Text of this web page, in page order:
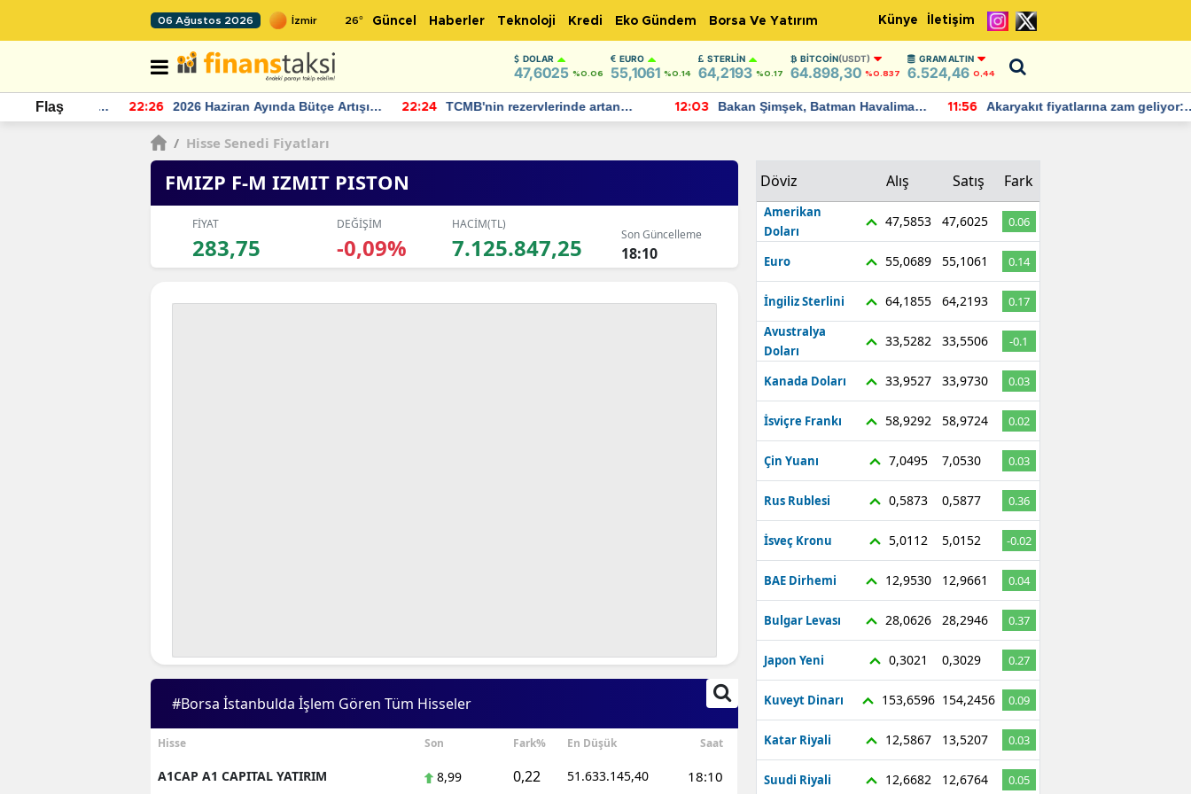
06 Ağustos 2026 26° Güncel Haberler Teknoloji Kredi Eko Gündem Borsa Ve Yatırım Künye İletişim
DOLAR
47,6025 %0.06
EURO
55,1061 %0.14
STERLIN
64,2193 %0.17
BITCOIN(USDT)
64.898,30 %0.837
GRAM ALTIN
6.524,46 0,44
Flaş 22:26
2026 Haziran Ayında Bütçe Artışı
Yaşandı
22:24
TCMB'nin rezervlerinde artan
momentum devam ediyor
12:03
Bakan Şimşek, Batman Havalimanı
için umut verici açıklamalarda
11:56
Akaryakıt fiyatlarına zam geliyor:
Yeni tarih açıklandı
/ Hisse Senedi Fiyatları
FMIZP F-M IZMIT PISTON
FİYAT
283,75
DEĞİŞİM
-0,09%
HACİM(TL)
7.125.847,25 Son Güncelleme
18:10
#Borsa İstanbulda İşlem Gören Tüm Hisseler
Hisse Son Fark% En Düşük Saat
A1CAP A1 CAPITAL YATIRIM 8,99 0,22 51.633.145,40 18:10
Döviz Alış Satış Fark
Amerikan
Doları
47,5853 47,6025 0.06
Euro 55,0689 55,1061 0.14
İngiliz Sterlini 64,1855 64,2193
0.17
Avustralya
Doları
33,5282 33,5506 -0.1
Kanada Doları 33,9527 33,9730 0.03
İsviçre Frankı 58,9292 58,9724 0.02
Çin Yuanı 7,0495 7,0530 0.03
Rus Rublesi 0,5873 0,5877 0.36
İsveç Kronu 5,0112 5,0152 -0.02
BAE Dirhemi 12,9530 12,9661 0.04
Bulgar Levası 28,0626 28,2946 0.37
Japon Yeni 0,3021 0,3029 0.27
Kuveyt Dinarı 153,6596 154,2456 0.09
Katar Riyali 12,5867 13,5207 0.03
Suudi Riyali 12,6682 12,6764 0.05